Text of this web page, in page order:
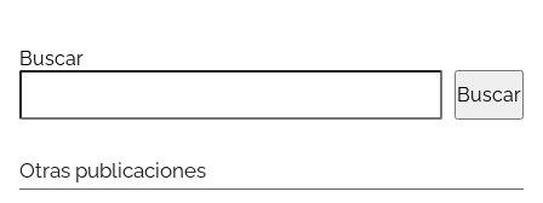
Buscar
Buscar
Otras publicaciones